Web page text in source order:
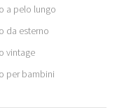
a pelo lungo
da esterno
vintage
per bambini